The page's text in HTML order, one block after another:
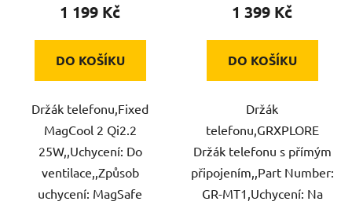
1 199 Kč
DO KOŠÍKU
Držák telefonu,Fixed
MagCool 2 Qi2.2
25W,,Uchycení: Do
ventilace,,Způsob
uchycení: MagSafe
1 399 Kč
DO KOŠÍKU
Držák
telefonu,GRXPLORE
Držák telefonu s přímým
připojením,,Part Number:
GR-MT1,Uchycení: Na